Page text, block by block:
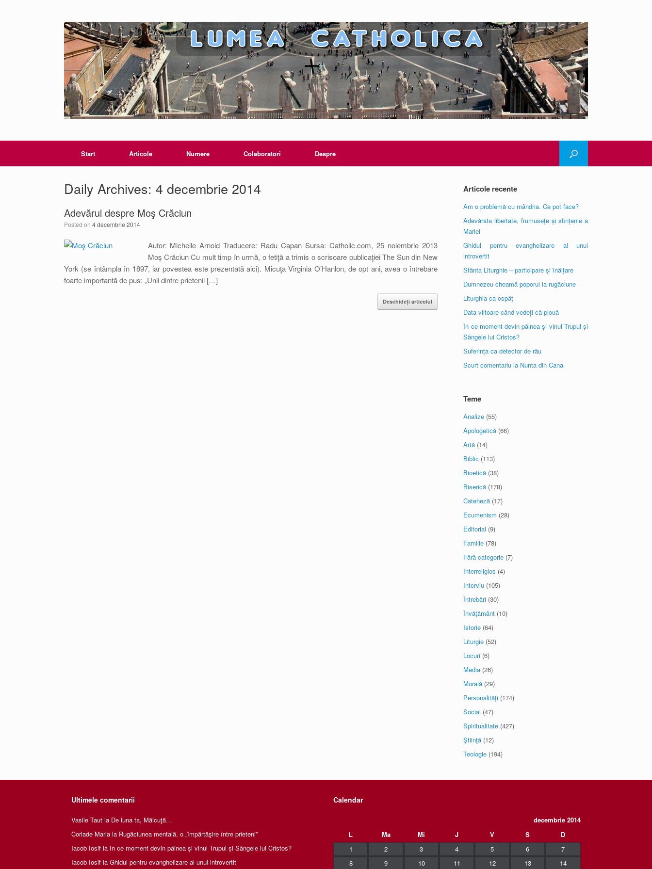
Start Articole Numere Colaboratori Despre
Daily Archives: 4 decembrie 2014
Adevărul despre Moş Crăciun
Posted on 4 decembrie 2014
Autor: Michelle Arnold Traducere: Radu Capan Sursa: Catholic.com, 25 noiembrie 2013
Moş Crăciun Cu mult timp în urmă, o fetiţă a trimis o scrisoare publicaţiei The Sun din New
York (se întâmpla în 1897, iar povestea este prezentată aici). Micuţa Virginia O’Hanlon, de opt ani, avea o întrebare
foarte importantă de pus: „Unii dintre prietenii […]
Deschideți articolul
Articole recente
Am o problemă cu mândria. Ce pot face?
Adevărata libertate, frumusețe și sfințenie a
Mariei
Ghidul pentru evanghelizare al unui
introvertit
Sfânta Liturghie – participare și înălțare
Dumnezeu cheamă poporul la rugăciune
Liturghia ca ospăț
Data viitoare când vedeți că plouă
În ce moment devin pâinea și vinul Trupul și
Sângele lui Cristos?
Suferința ca detector de rău
Scurt comentariu la Nunta din Cana
Teme
Analize (55)
Apologetică (66)
Artă (14)
Biblic (113)
Bioetică (38)
Biserică (178)
Cateheză (17)
Ecumenism (28)
Editorial (9)
Familie (78)
Fără categorie (7)
Interreligios (4)
Interviu (105)
Întrebări (30)
Învăţământ (10)
Istorie (64)
Liturgie (52)
Locuri (6)
Media (26)
Morală (29)
Personalităţi (174)
Social (47)
Spiritualitate (427)
Ştiinţă (12)
Teologie (194)
Ultimele comentarii
Vasile Taut la De luna ta, Măicuţă…
Corlade Maria la Rugăciunea mentală, o „împărtăşire între prieteni”
Iacob Iosif la În ce moment devin pâinea și vinul Trupul și Sângele lui Cristos?
Iacob Iosif la Ghidul pentru evanghelizare al unui introvertit
Calendar
decembrie 2014
L
Ma Mi J V S
D
1
2 3 4 5 6
7
8
9 10 11 12 13 14